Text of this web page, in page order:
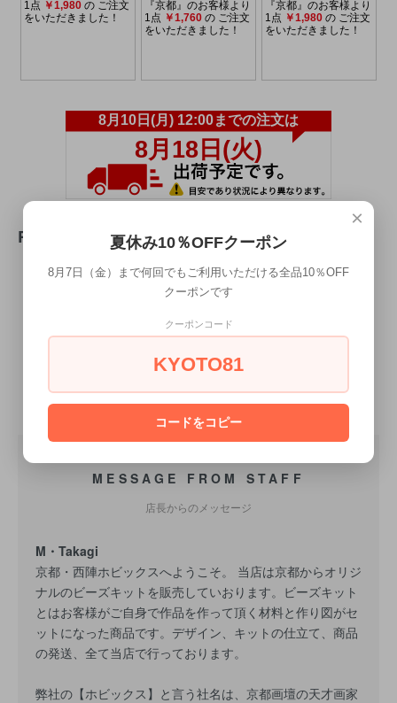
REVIEW
WRITE REVIEW
MESSAGE FROM STAFF
店長からのメッセージ
M・Takagi
京都・西陣ホビックスへようこそ。 当店は京都からオリジ
ナルのビーズキットを販売していおります。ビーズキット
とはお客様がご自身で作品を作って頂く材料と作り図がセ
ットになった商品です。デザイン、キットの仕立て、商品
の発送、全て当店で行っております。
弊社の【ホビックス】と言う社名は、京都画壇の天才画家
×
夏休み10％OFFクーポン
8月7日（金）まで何回でもご利用いただける全品10％OFF
クーポンです
クーポンコード
KYOTO81
コードをコピー